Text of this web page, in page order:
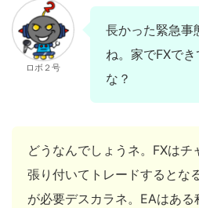
ロボ２号
長かった緊急事
ね。家でFXで
な？
どうなんでしょうネ。FXはチ
張り付いてトレードするとな
が必要デスカラネ。EAはある